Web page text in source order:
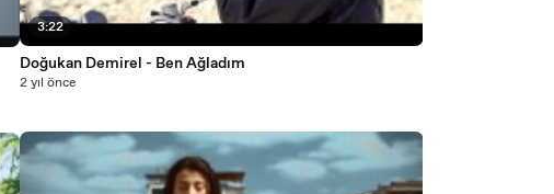
3:22
Doğukan Demirel - Ben Ağladım
2 yıl önce